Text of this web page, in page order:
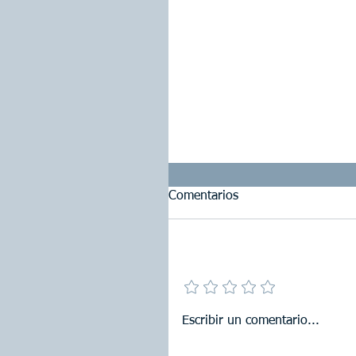
Comentarios
Escribir un comentario...